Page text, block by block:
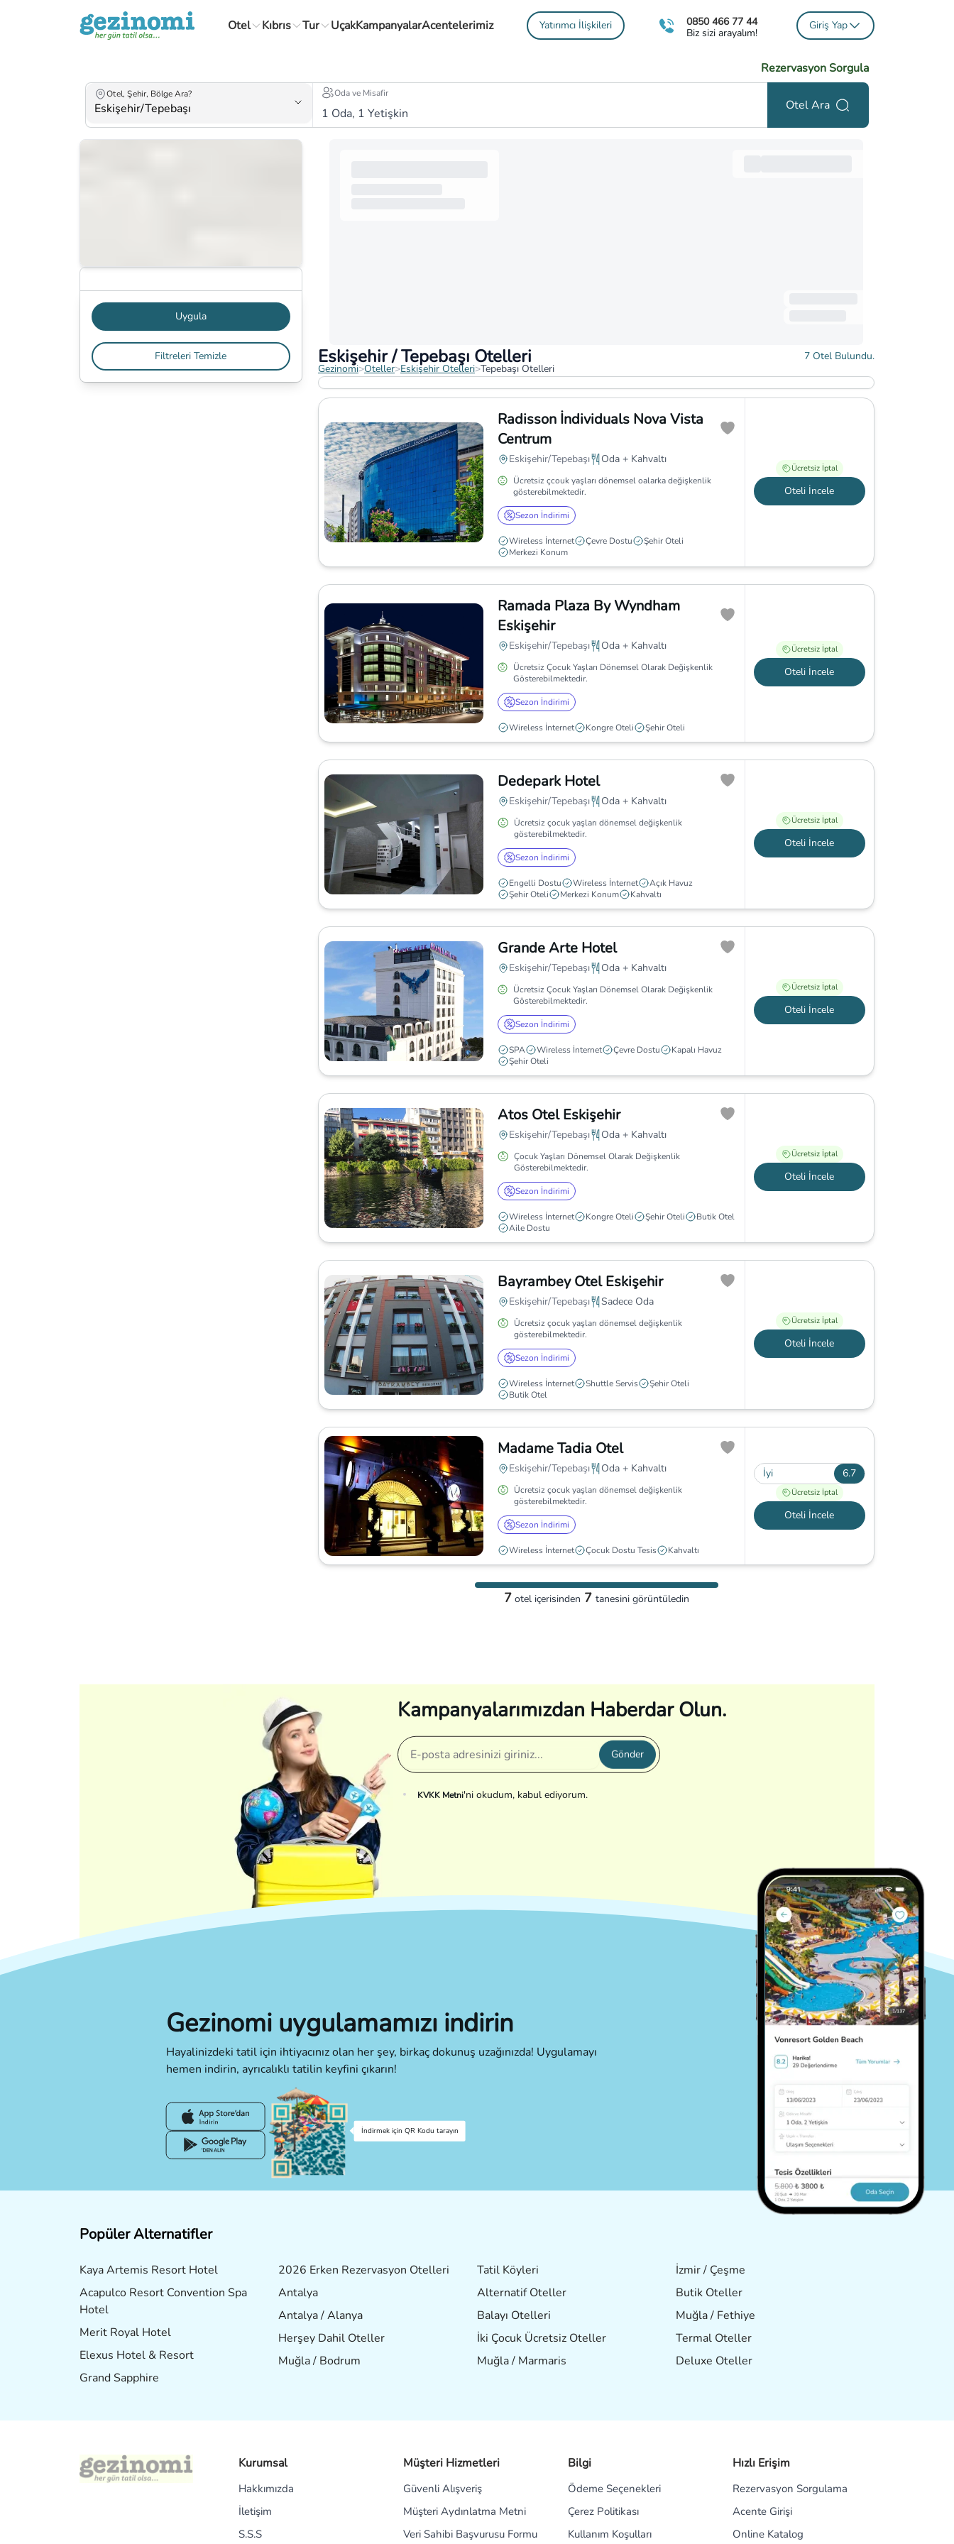
Otel Kıbrıs Tur UçakKampanyalarAcentelerimiz Yatırımcı İlişkileri
0850 466 77 44
Biz sizi arayalım!
Giriş Yap
Rezervasyon Sorgula
Otel, Şehir, Bölge Ara? Oda ve Misafir
1 Oda, 1 Yetişkin
Otel Ara
Uygula
Filtreleri Temizle Eskişehir / Tepebaşı Otelleri 7 Otel Bulundu.
Gezinomi>Oteller>Eskişehir Otelleri>Tepebaşı Otelleri
Radisson İndividuals Nova Vista
Centrum
Eskişehir/Tepebaşı Oda + Kahvaltı
Ücretsiz çcouk yaşları dönemsel oalarka değişkenlik
gösterebilmektedir.
Sezon İndirimi
Wireless İnternet Çevre Dostu
Şehir Oteli
Merkezi Konum
Ücretsiz İptal
Oteli İncele
Ramada Plaza By Wyndham
Eskişehir
Eskişehir/Tepebaşı Oda + Kahvaltı
Ücretsiz Çocuk Yaşları Dönemsel Olarak Değişkenlik
Gösterebilmektedir.
Sezon İndirimi
Wireless İnternet Kongre Oteli Şehir Oteli
Ücretsiz İptal
Oteli İncele
Dedepark Hotel
Eskişehir/Tepebaşı Oda + Kahvaltı
Ücretsiz çocuk yaşları dönemsel değişkenlik
gösterebilmektedir.
Sezon İndirimi
Engelli Dostu Wireless İnternet
Açık Havuz
Şehir Oteli
Merkezi Konum Kahvaltı
Ücretsiz İptal
Oteli İncele
Grande Arte Hotel
Eskişehir/Tepebaşı Oda + Kahvaltı
Ücretsiz Çocuk Yaşları Dönemsel Olarak Değişkenlik
Gösterebilmektedir.
Sezon İndirimi
SPA Wireless İnternet Çevre Dostu
Kapalı Havuz
Şehir Oteli
Ücretsiz İptal
Oteli İncele
Atos Otel Eskişehir
Eskişehir/Tepebaşı Oda + Kahvaltı
Çocuk Yaşları Dönemsel Olarak Değişkenlik
Gösterebilmektedir.
Sezon İndirimi
Wireless İnternet Kongre Oteli Şehir Oteli
Butik Otel
Aile Dostu
Ücretsiz İptal
Oteli İncele
Bayrambey Otel Eskişehir
Eskişehir/Tepebaşı Sadece Oda
Ücretsiz çocuk yaşları dönemsel değişkenlik
gösterebilmektedir.
Sezon İndirimi
Wireless İnternet Shuttle Servis
Şehir Oteli
Butik Otel
Ücretsiz İptal
Oteli İncele
Madame Tadia Otel
Eskişehir/Tepebaşı Oda + Kahvaltı
Ücretsiz çocuk yaşları dönemsel değişkenlik
gösterebilmektedir.
Sezon İndirimi
Wireless İnternet Çocuk Dostu Tesis Kahvaltı
İyi 6.7
Ücretsiz İptal
Oteli İncele
7 oteliçerisinden 7 tanesini görüntüledin
Kampanyalarımızdan Haberdar Olun.
Gönder
KVKK Metni'ni okudum, kabul ediyorum.
Gezinomi uygulamamızı indirin
Hayalinizdeki tatil için ihtiyacınız olan her şey, birkaç dokunuş uzağınızda! Uygulamayı
hemen indirin, ayrıcalıklı tatilin keyfini çıkarın!
İndirmek için QR Kodu tarayın
Popüler Alternatifler
Kaya Artemis Resort Hotel
Acapulco Resort Convention Spa
Hotel
Merit Royal Hotel
Elexus Hotel & Resort
Grand Sapphire
2026 Erken Rezervasyon Otelleri
Antalya
Antalya / Alanya
Herşey Dahil Oteller
Muğla / Bodrum
Tatil Köyleri
Alternatif Oteller
Balayı Otelleri
İki Çocuk Ücretsiz Oteller
Muğla / Marmaris
İzmir / Çeşme
Butik Oteller
Muğla / Fethiye
Termal Oteller
Deluxe Oteller
Kurumsal
Hakkımızda
İletişim
S.S.S
Müşteri Hizmetleri
Güvenli Alışveriş
Müşteri Aydınlatma Metni
Veri Sahibi Başvurusu Formu
Bilgi
Ödeme Seçenekleri
Çerez Politikası
Kullanım Koşulları
Hızlı Erişim
Rezervasyon Sorgulama
Acente Girişi
Online Katalog